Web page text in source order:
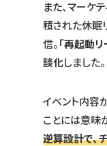
また、マーケ
積された休眠
信。「再起動
談化しました。
イベント内容
ことには意味
逆算設計で、